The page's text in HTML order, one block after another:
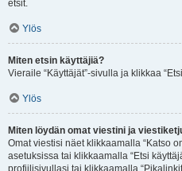
etsit.
Ylös
Miten etsin käyttäjiä?
Vieraile “Käyttäjät”-sivulla ja klikkaa
Ylös
Miten löydän omat viestini ja
Omat viestisi näet klikkaamalla “Katso
asetuksissa tai klikkaamalla “Etsi
profiilisivullasi tai klikkaamalla